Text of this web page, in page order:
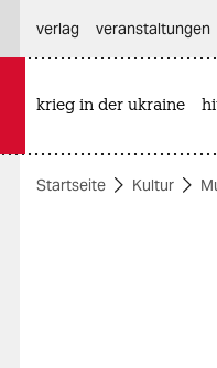
themen
verlag
veranstaltungen
krieg in der ukraine
Startseite Kultur